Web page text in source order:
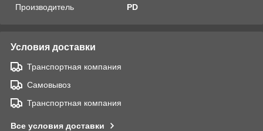
Производитель
PD
Условия доставки
Транспортная компания
Самовывоз
Транспортная компания
Все условия доставки